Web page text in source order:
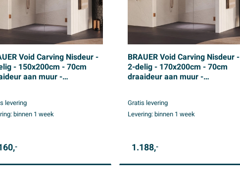
Void Carving Nisdeur -
- 150x200cm - 70cm
aan muur -
levering
binnen 1 week
-
BRAUER Void Carving Nisdeur -
2-delig - 170x200cm - 70cm
draaideur aan muur -
PVD
Gratis levering
Levering:binnen 1 week
1.188,-